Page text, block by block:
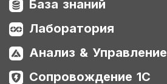
База знаний
Лаборатория
Анализ & Управление
Сопровождение 1С